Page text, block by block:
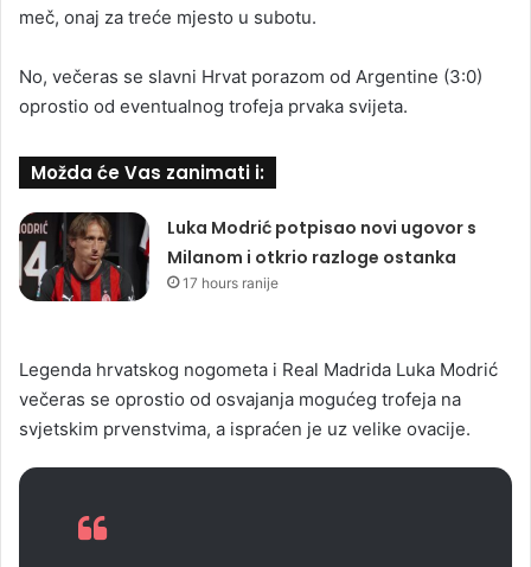
meč, onaj za treće mjesto u subotu.
No, večeras se slavni Hrvat porazom od Argentine (3:0)
oprostio od eventualnog trofeja prvaka svijeta.
Možda će Vas zanimati i:
Luka Modrić potpisao novi ugovor s
Milanom i otkrio razloge ostanka
17 hours ranije
Legenda hrvatskog nogometa i Real Madrida Luka Modrić
večeras se oprostio od osvajanja mogućeg trofeja na
svjetskim prvenstvima, a ispraćen je uz velike ovacije.